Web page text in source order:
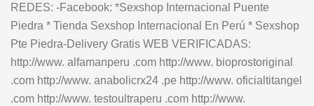
REDES: -Facebook: *Sexshop Internacional Puente
Piedra * Tienda Sexshop Internacional En Perú * Sexshop
Pte Piedra-Delivery Gratis WEB VERIFICADAS:
http://www. alfamanperu .com http://www. bioprostoriginal
.com http://www. anabolicrx24 .pe http://www. oficialtitangel
.com http://www. testoultraperu .com http://www.